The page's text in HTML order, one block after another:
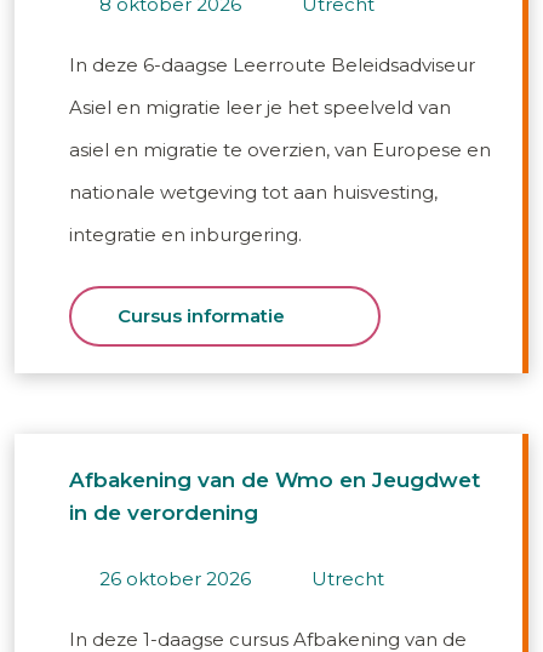
In deze 6-daagse Leerroute Beleidsadviseur
Asiel en migratie leer je het speelveld van
asiel en migratie te overzien, van Europese en
nationale wetgeving tot aan huisvesting,
integratie en inburgering.
Cursus informatie
Afbakening van de Wmo en Jeugdwet
in de verordening
26 oktober 2026 utrecht
In deze 1-daagse cursus Afbakening van de